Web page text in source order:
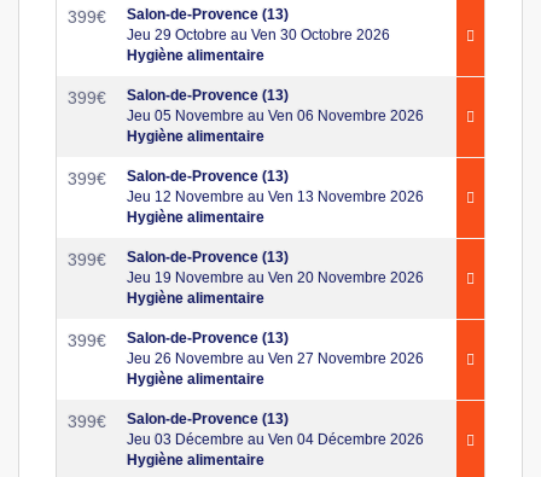
399€
Salon-de-Provence (13)
Jeu 29 Octobre au Ven 30 Octobre 2026
Hygiène alimentaire
399€
Salon-de-Provence (13)
Jeu 05 Novembre au Ven 06 Novembre 2026
Hygiène alimentaire
399€
Salon-de-Provence (13)
Jeu 12 Novembre au Ven 13 Novembre 2026
Hygiène alimentaire
399€
Salon-de-Provence (13)
Jeu 19 Novembre au Ven 20 Novembre 2026
Hygiène alimentaire
399€
Salon-de-Provence (13)
Jeu 26 Novembre au Ven 27 Novembre 2026
Hygiène alimentaire
399€
Salon-de-Provence (13)
Jeu 03 Décembre au Ven 04 Décembre 2026
Hygiène alimentaire